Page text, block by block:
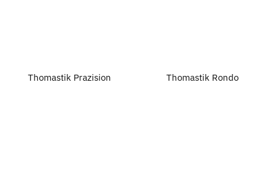
Thomastik Prazision Thomastik Rondo